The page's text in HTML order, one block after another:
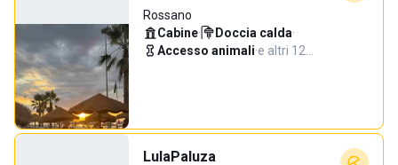
Rossano
Cabine· Doccia calda·
Accesso animali·e altri 12…
LulaPaluza